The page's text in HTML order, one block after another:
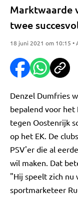
Marktwaarde
twee
18 juni 2021 om 10:15
Denzel Dumfries
bepalend voor
tegen Oostenrijk
op het EK. De
PSV'er die al
wil maken. Dat
"Hij speelt zich
sportmarketeer